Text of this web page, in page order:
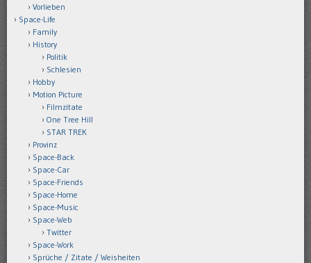
Vorlieben
Space-Life
Family
History
Politik
Schlesien
Hobby
Motion Picture
Filmzitate
One Tree Hill
STAR TREK
Provinz
Space-Back
Space-Car
Space-Friends
Space-Home
Space-Music
Space-Web
Twitter
Space-Work
Sprüche / Zitate / Weisheiten